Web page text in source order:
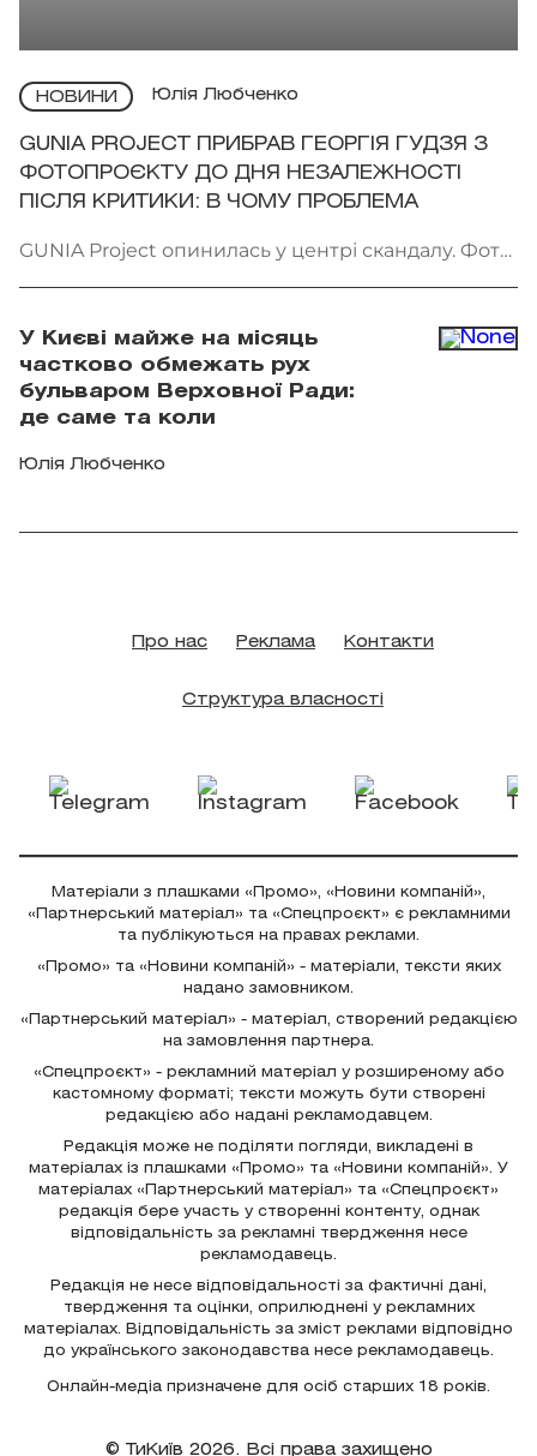
НОВИНИ Юлія Любченко
GUNIA PROJECT ПРИБРАВ ГЕОРГІЯ ГУДЗЯ З
ФОТОПРОЄКТУ ДО ДНЯ НЕЗАЛЕЖНОСТІ
ПІСЛЯ КРИТИКИ: В ЧОМУ ПРОБЛЕМА
GUNIA Project опинилась у центрі скандалу. Фото:
У Києві майже на місяць
частково обмежать рух
бульваром Верховної Ради:
де саме та коли
Юлія Любченко
Про нас Реклама Контакти
Структура власності
Матеріали з плашками «Промо», «Новини компаній»,
«Партнерський матеріал» та «Спецпроєкт» є рекламними
та публікуються на правах реклами.
«Промо» та «Новини компаній» - матеріали, тексти яких
надано замовником.
«Партнерський матеріал» - матеріал, створений редакцією
на замовлення партнера.
«Спецпроєкт» - рекламний матеріал у розширеному або
кастомному форматі; тексти можуть бути створені
редакцією або надані рекламодавцем.
Редакція може не поділяти погляди, викладені в
матеріалах із плашками «Промо» та «Новини компаній». У
матеріалах «Партнерський матеріал» та «Спецпроєкт»
редакція бере участь у створенні контенту, однак
відповідальність за рекламні твердження несе
рекламодавець.
Редакція не несе відповідальності за фактичні дані,
твердження та оцінки, оприлюднені у рекламних
матеріалах. Відповідальність за зміст реклами відповідно
до українського законодавства несе рекламодавець.
Онлайн-медіа призначене для осіб старших 18 років.
© ТиКиїв 2026. Всі права захищено